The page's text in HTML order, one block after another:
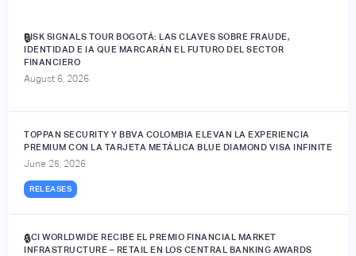
RISK SIGNALS TOUR BOGOTÁ: LAS CLAVES SOBRE FRAUDE,
IDENTIDAD E IA QUE MARCARÁN EL FUTURO DEL SECTOR
FINANCIERO
August 6, 2026
🔒
TOPPAN SECURITY Y BBVA COLOMBIA ELEVAN LA EXPERIENCIA
PREMIUM CON LA TARJETA METÁLICA BLUE DIAMOND VISA INFINITE
June 25, 2026
RELEASES
ACI WORLDWIDE RECIBE EL PREMIO FINANCIAL MARKET
INFRASTRUCTURE – RETAIL EN LOS CENTRAL BANKING AWARDS
🔒